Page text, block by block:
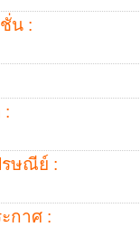
น :
:
ษณีย์ :
กาศ :